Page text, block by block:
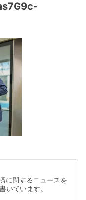
に関するニュースを
いています。